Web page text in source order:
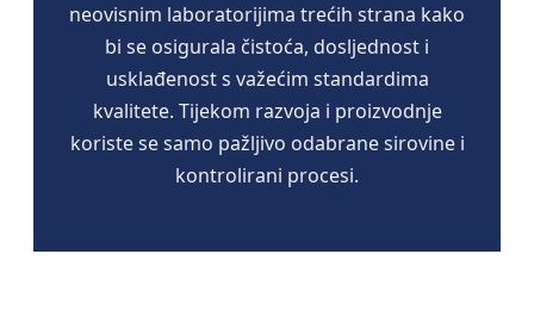
neovisnim laboratorijima trećih strana kako
bi se osigurala čistoća, dosljednost i
usklađenost s važećim standardima
kvalitete. Tijekom razvoja i proizvodnje
koriste se samo pažljivo odabrane sirovine i
kontrolirani procesi.